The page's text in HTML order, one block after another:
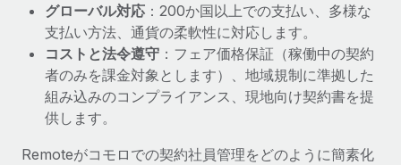
給与, 賃金は詐欺の特に魅力的な標的です。多額の資金がシステ
ム間で頻繁に移動しているためです。このため、自社のビジネス
を保護することは極めて重要です。...
詳細を見る
グローバル対応 ：200か国以上での支払い、多様な
支払い方法、通貨の柔軟性に対応します。
コストと法令遵守 ：フェア価格保証（稼働中の契約
者のみを課金対象とします）、地域規制に準拠した
組み込みのコンプライアンス、現地向け契約書を提
供します。
Remoteがコモロでの契約社員管理をどのように簡素化